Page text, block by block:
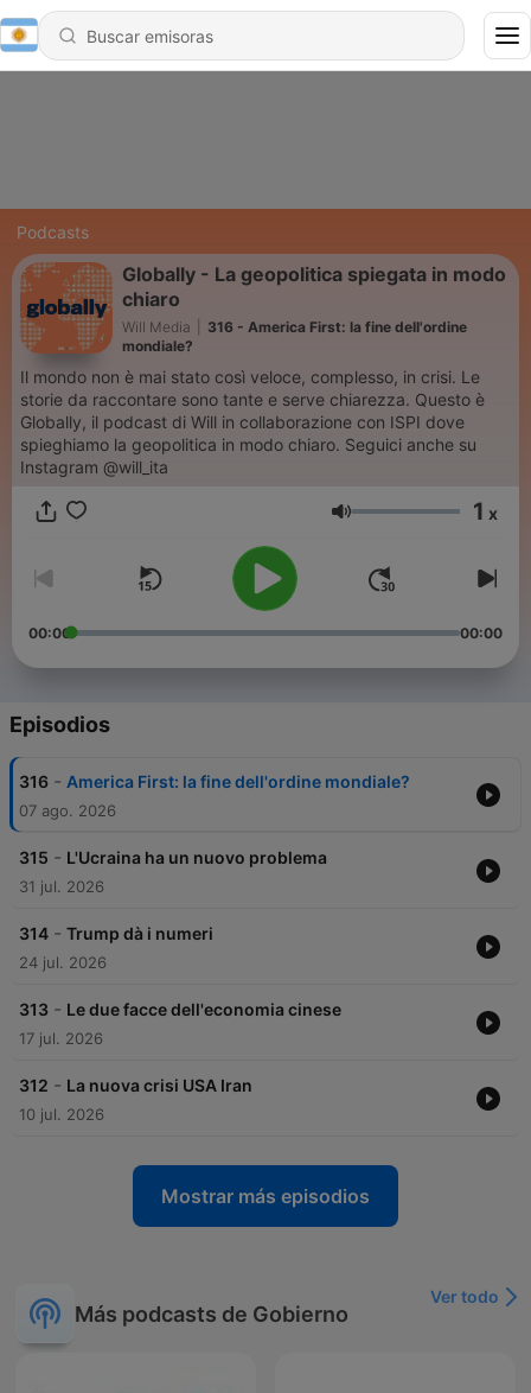
Podcasts
Globally - La geopolitica spiegata in modo
chiaro
Will Media
316 - America First: la fine dell'ordine
mondiale?
Il mondo non è mai stato così veloce, complesso, in crisi. Le
storie da raccontare sono tante e serve chiarezza. Questo è
Globally, il podcast di Will in collaborazione con ISPI dove
spieghiamo la geopolitica in modo chiaro. Seguici anche su
Instagram @will_ita
Volumen 1 x
00:00 00:00
Episodios
316 - America First: la fine dell'ordine mondiale?
07 ago. 2026
315 - L'Ucraina ha un nuovo problema
31 jul. 2026
314 - Trump dà i numeri
24 jul. 2026
313 - Le due facce dell'economia cinese
17 jul. 2026
312 - La nuova crisi USA Iran
10 jul. 2026
Mostrar más episodios
Más podcasts de Gobierno
Ver todo